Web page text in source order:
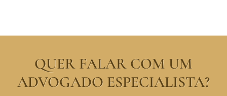
QUER FALAR COM UM
ADVOGADO ESPECIALISTA?